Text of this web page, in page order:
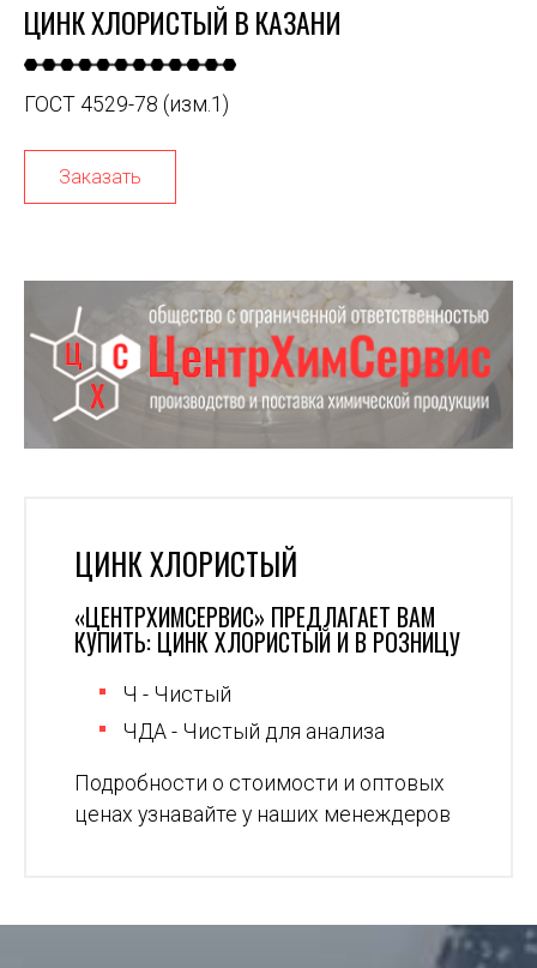
ЦИНК ХЛОРИСТЫЙ В КАЗАНИ
ГОСТ 4529-78 (изм.1)
Заказать
ЦИНК ХЛОРИСТЫЙ
«ЦЕНТРХИМСЕРВИС» ПРЕДЛАГАЕТ ВАМ
КУПИТЬ: ЦИНК ХЛОРИСТЫЙ И В РОЗНИЦУ
Ч - Чистый
ЧДА - Чистый для анализа
Подробности о стоимости и оптовых
ценах узнавайте у наших менеждеров